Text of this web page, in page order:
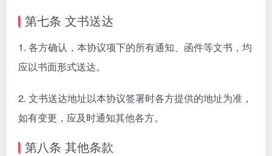
第七条 文书送达
1. 各方确认，本协议项下的所有通知、函件等文书，均
应以书面形式送达。
2. 文书送达地址以本协议签署时各方提供的地址为准，
如有变更，应及时通知其他各方。
第八条 其他条款